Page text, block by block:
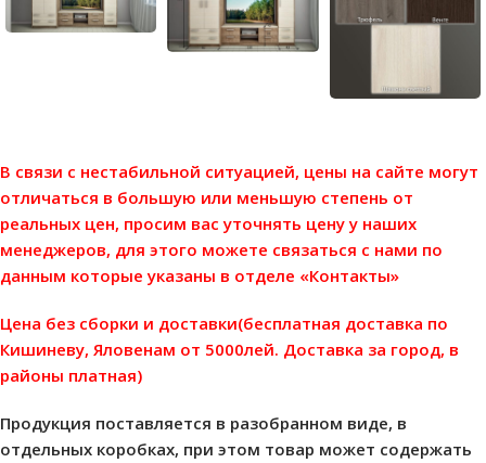
В связи с нестабильной ситуацией, цены на сайте могут
отличаться в большую или меньшую степень от
реальных цен, просим вас уточнять цену у наших
менеджеров, для этого можете связаться с нами по
данным которые указаны в отделе «Контакты»
Цена без сборки и доставки(бесплатная доставка по
Кишиневу, Яловенам от 5000лей. Доставка за город, в
районы платная)
Продукция поставляется в разобранном виде, в
отдельных коробках, при этом товар может содержать